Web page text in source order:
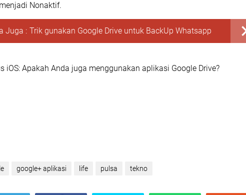
Nonaktif.
Juga : Trik gunakan Google Drive untuk BackUp Whatsapp
iOS: Apakah Anda juga menggunakan aplikasi Google Drive?
google+ aplikasi life pulsa tekno